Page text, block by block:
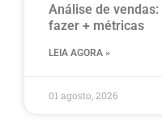
Análise de
fazer + métricas
LEIA AGORA »
01 agosto, 2026